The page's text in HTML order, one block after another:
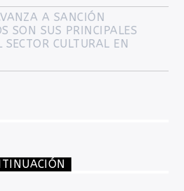
A SANCIÓN
SON SUS PRINCIPALES
CULTURAL EN